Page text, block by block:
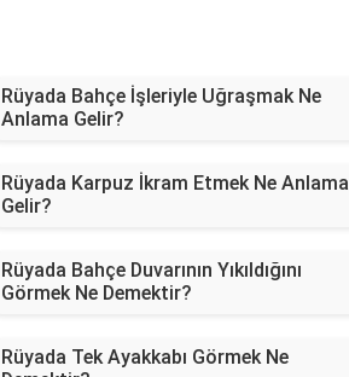
Rüyada Bahçe İşleriyle Uğraşmak Ne
Anlama Gelir?
Rüyada Karpuz İkram Etmek Ne Anlama
Gelir?
Rüyada Bahçe Duvarının Yıkıldığını
Görmek Ne Demektir?
Rüyada Tek Ayakkabı Görmek Ne